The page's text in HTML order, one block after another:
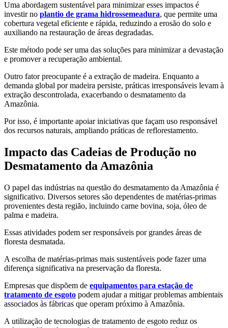
Uma abordagem sustentável para minimizar esses impactos é
investir no plantio de grama hidrossemeadura, que permite uma
cobertura vegetal eficiente e rápida, reduzindo a erosão do solo e
auxiliando na restauração de áreas degradadas.
Este método pode ser uma das soluções para minimizar a devastação
e promover a recuperação ambiental.
Outro fator preocupante é a extração de madeira. Enquanto a
demanda global por madeira persiste, práticas irresponsáveis levam à
extração descontrolada, exacerbando o desmatamento da
Amazônia.
Por isso, é importante apoiar iniciativas que façam uso responsável
dos recursos naturais, ampliando práticas de reflorestamento.
Impacto das Cadeias de Produção no
Desmatamento da Amazônia
O papel das indústrias na questão do desmatamento da Amazônia é
significativo. Diversos setores são dependentes de matérias-primas
provenientes desta região, incluindo carne bovina, soja, óleo de
palma e madeira.
Essas atividades podem ser responsáveis por grandes áreas de
floresta desmatada.
A escolha de matérias-primas mais sustentáveis pode fazer uma
diferença significativa na preservação da floresta.
Empresas que dispõem de equipamentos para estação de
tratamento de esgoto podem ajudar a mitigar problemas ambientais
associados às fábricas que operam próximo à Amazônia.
A utilização de tecnologias de tratamento de esgoto reduz os